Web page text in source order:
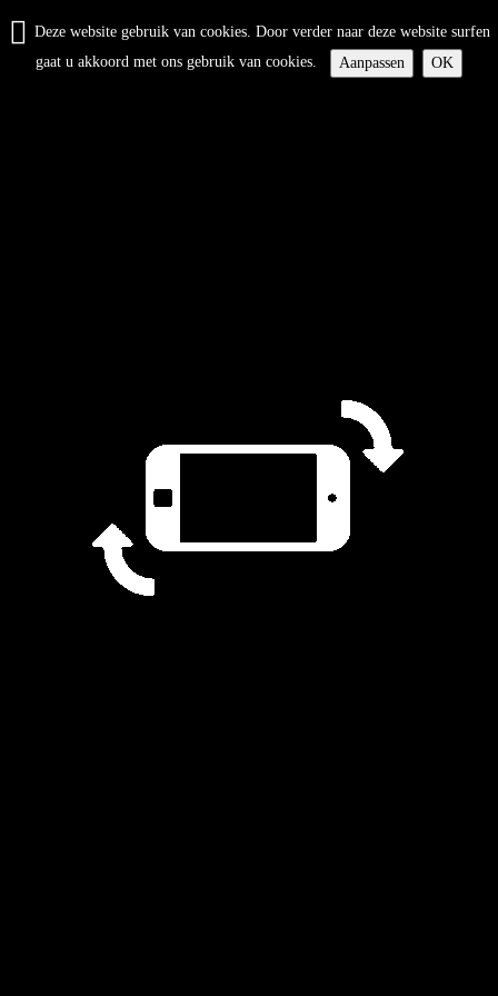
Deze website gebruik van cookies. Door verder naar deze website surfen
gaat u akkoord met ons gebruik van cookies.
Aanpassen OK